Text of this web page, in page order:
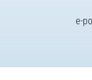
e-